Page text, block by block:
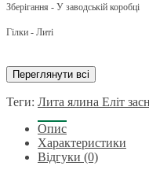
Зберігання - У заводській коробці
Гілки - Литі
Переглянути всі
Теги: Лита ялина Еліт
Опис
Характеристики
Відгуки (0)